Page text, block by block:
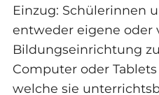
Einzug: Schülerinnen
entweder eigene oder
Bildungseinrichtung
Computer oder
welche sie